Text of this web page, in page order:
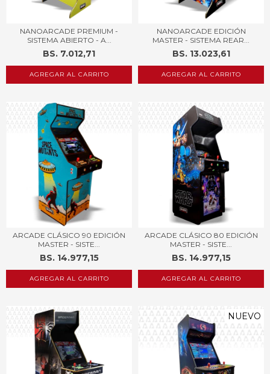
NANOARCADE PREMIUM -
SISTEMA ABIERTO - A...
BS. 7.012,71
AGREGAR AL CARRITO
NANOARCADE EDICIÓN
MASTER - SISTEMA REAR...
BS. 13.023,61
AGREGAR AL CARRITO
ARCADE CLÁSICO 90 EDICIÓN
MASTER - SISTE...
BS. 14.977,15
AGREGAR AL CARRITO
ARCADE CLÁSICO 80 EDICIÓN
MASTER - SISTE...
BS. 14.977,15
AGREGAR AL CARRITO
NUEVO